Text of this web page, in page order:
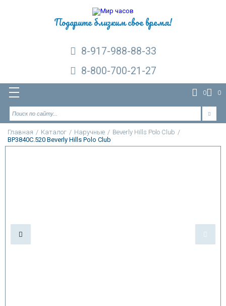
Подарите близким свое время!
8-917-988-88-33
8-800-700-21-27
0 0
Главная / Каталог / Наручные / Beverly Hills Polo Club /
BP3840C.520 Beverly Hills Polo Club